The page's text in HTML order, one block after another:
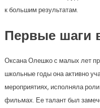
к большим результатам.
Первые шаги
Оксана Олешко с малых лет
школьные годы она активно
мероприятиях, исполняла
фильмах. Ее талант был